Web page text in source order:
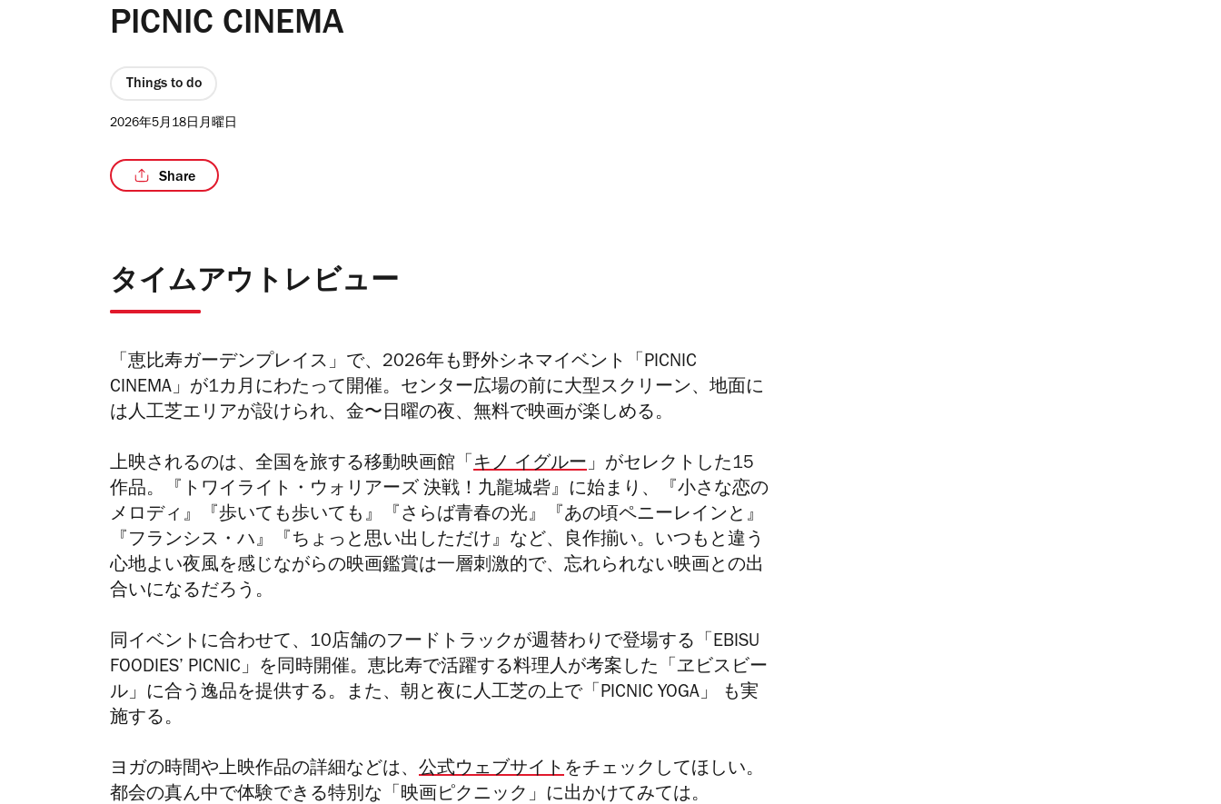
PICNIC CINEMA
Things to do
2026年5月18日月曜日
Share
タイムアウトレビュー
「恵比寿ガーデンプレイス」で、2026年も野外シネマイベント「PICNIC
CINEMA」が1カ月にわたって開催。センター広場の前に大型スクリーン、地面に
は人工芝エリアが設けられ、金〜日曜の夜、無料で映画が楽しめる。
上映されるのは、全国を旅する移動映画館「 キノ イグルー」がセレクトした15
作品。『トワイライト・ウォリアーズ 決戦！九龍城砦』に始まり、『小さな恋の
メロディ』『歩いても歩いても』『さらば青春の光』『あの頃ペニーレインと』
『フランシス・ハ』『ちょっと思い出しただけ』など、良作揃い。いつもと違う
心地よい夜風を感じながらの映画鑑賞は一層刺激的で、忘れられない映画との出
合いになるだろう。
同イベントに合わせて、10店舗のフードトラックが週替わりで登場する「EBISU
FOODIES’ PICNIC」を同時開催。恵比寿で活躍する料理人が考案した「ヱビスビー
ル」に合う逸品を提供する。また、朝と夜に人工芝の上で「PICNIC YOGA」 も実
施する。
ヨガの時間や上映作品の詳細などは、 公式ウェブサイトをチェックしてほしい。
都会の真ん中で体験できる特別な「映画ピクニック」に出かけてみては。